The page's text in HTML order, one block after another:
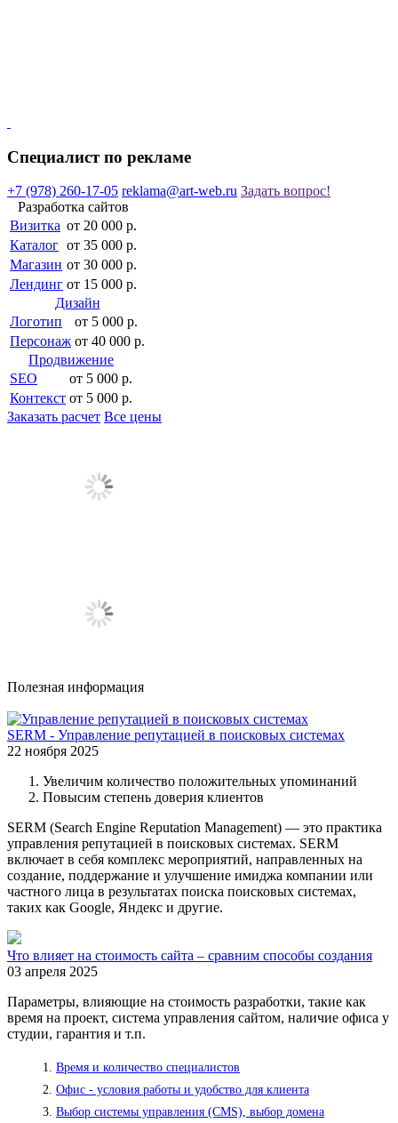
Специалист по рекламе
+7 (978) 260-17-05 reklama@art-web.ru Задать вопрос!
Разработка сайтов
Визитка от 20 000 р.
Каталог от 35 000 р.
Магазин от 30 000 р.
Лендинг от 15 000 р.
Дизайн
Логотип
от 5 000 р.
Персонаж от 40 000 р.
Продвижение
SEO
от 5 000 р.
Контекст от 5 000 р.
Заказать расчет Все цены
Полезная информация
SERM - Управление репутацией в поисковых системах
22 ноября 2025
Увеличим количество положительных упоминаний
Повысим степень доверия клиентов
SERM (Search Engine Reputation Management) — это практика
управления репутацией в поисковых системах. SERM
включает в себя комплекс мероприятий, направленных на
создание, поддержание и улучшение имиджа компании или
частного лица в результатах поиска поисковых системах,
таких как Google, Яндекс и другие.
Что влияет на стоимость сайта – сравним способы создания
03 апреля 2025
Параметры, влияющие на стоимость разработки, такие как
время на проект, система управления сайтом, наличие офиса у
студии, гарантия и т.п.
Время и количество специалистов
Офис - условия работы и удобство для клиента
Выбор системы управления (CMS), выбор домена